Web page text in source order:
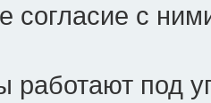
согласие с
под